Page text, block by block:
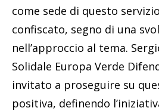
come sede di questo
confiscato, segno di una
nell’approccio al tema.
Solidale Europa Verde
invitato a proseguire su
positiva, definendo